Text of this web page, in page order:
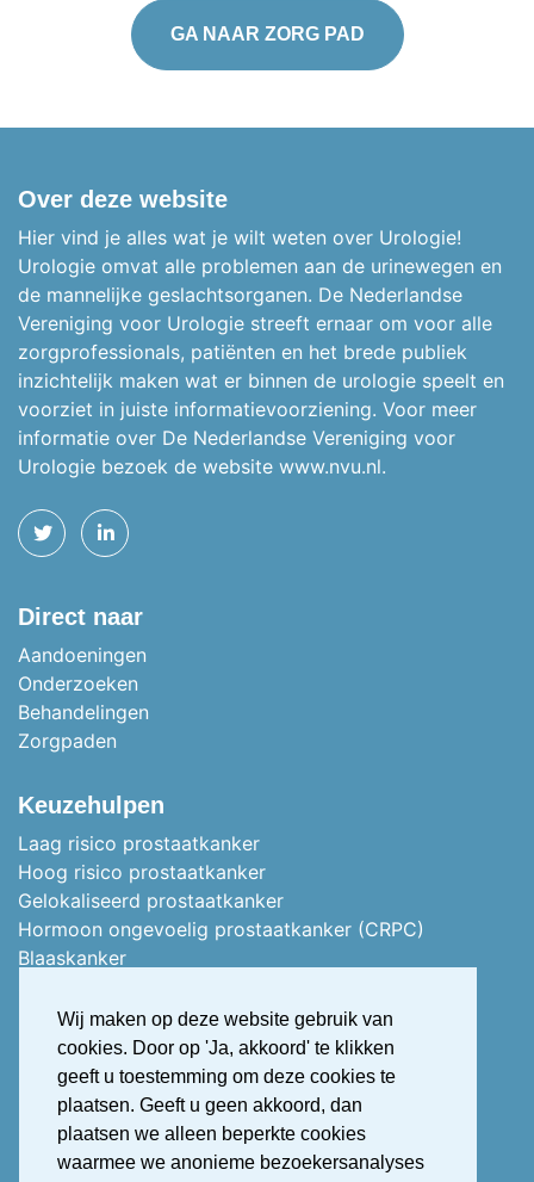
Wij maken op deze website gebruik van
cookies. Door op 'Ja, akkoord' te klikken
geeft u toestemming om deze cookies te
plaatsen. Geeft u geen akkoord, dan
plaatsen we alleen beperkte cookies
waarmee we anonieme bezoekersanalyses
GA NAAR ZORG PAD
Over deze website
Hier vind je alles wat je wilt weten over Urologie!
Urologie omvat alle problemen aan de urinewegen en
de mannelijke geslachtsorganen. De Nederlandse
Vereniging voor Urologie streeft ernaar om voor alle
zorgprofessionals, patiënten en het brede publiek
inzichtelijk maken wat er binnen de urologie speelt en
voorziet in juiste informatievoorziening. Voor meer
informatie over De Nederlandse Vereniging voor
Urologie bezoek de website www.nvu.nl.
TWITTERLINKEDIN
Direct naar
Aandoeningen
Onderzoeken
Behandelingen
Zorgpaden
Keuzehulpen
Laag risico prostaatkanker
Hoog risico prostaatkanker
Gelokaliseerd prostaatkanker
Hormoon ongevoelig prostaatkanker (CRPC)
Blaaskanker
Nierkanker
Uitgezaaid nierkanker
Stress urine incontinentie
Overactieve blaas (OAB)
OAB Treatment Guide Ipdf Dutch
Erectiestoornis (Erectiele dysfunctie)